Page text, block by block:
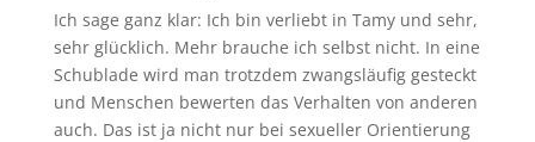
Ich sage ganz klar: Ich bin verliebt in Tamy und sehr,
sehr glücklich. Mehr brauche ich selbst nicht. In eine
Schublade wird man trotzdem zwangsläufig gesteckt
und Menschen bewerten das Verhalten von anderen
auch. Das ist ja nicht nur bei sexueller Orientierung